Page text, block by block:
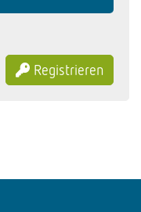
Registrieren